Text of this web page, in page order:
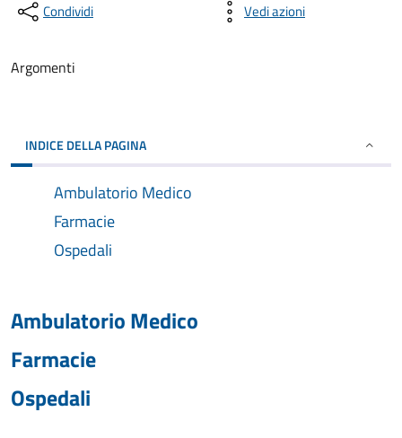
Condividi Vedi azioni
Argomenti
INDICE DELLA PAGINA
Ambulatorio Medico
Farmacie
Ospedali
Ambulatorio Medico
Farmacie
Ospedali